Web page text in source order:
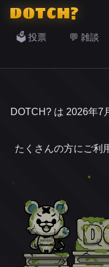
DOTCH?
🗳️ 投票 💬 雑談
DOTCH? は 2026年7
たくさんの方にご利